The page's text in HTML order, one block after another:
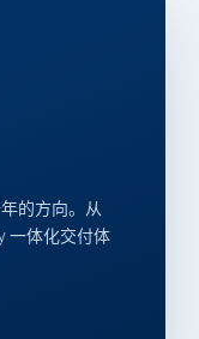
的方向。从
一体化交付体